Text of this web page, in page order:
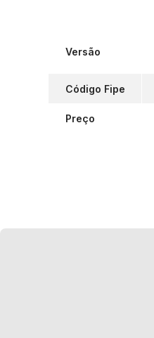
Versão
Código Fipe
Preço